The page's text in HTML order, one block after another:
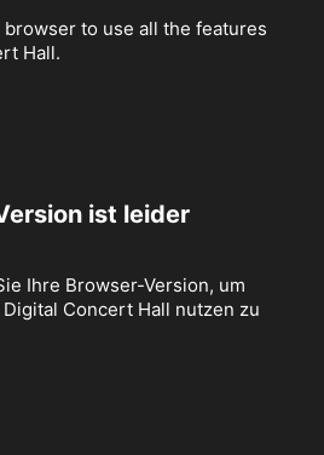
to use all the features
Hall.
ist leider
Ihre Browser-Version, um
Concert Hall nutzen zu